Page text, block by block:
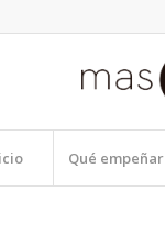
Qué empeñar